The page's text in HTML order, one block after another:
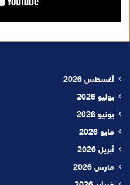
أغسطس 2026
يوليو 2026
يونيو 2026
مايو 2026
أبريل 2026
مارس 2026